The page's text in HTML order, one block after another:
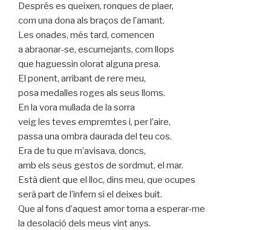
Després es queixen, ronques de plaer,
com una dona als braços de l’amant.
Les onades, més tard, comencen
a abraonar-se, escumejants, com llops
que haguessin olorat alguna presa.
El ponent, arribant de rere meu,
posa medalles roges als seus lloms.
En la vora mullada de la sorra
veig les teves empremtes i, per l’aire,
passa una ombra daurada del teu cos.
Era de tu que m’avisava, doncs,
amb els seus gestos de sordmut, el mar.
Està dient que el lloc, dins meu, que ocupes
serà part de l’infern si el deixes buit.
Que al fons d’aquest amor torna a esperar-me
la desolació dels meus vint anys.